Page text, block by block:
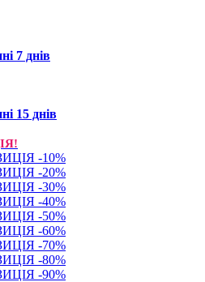
7 днiв
15 днiв
-10%
-20%
-30%
-40%
-50%
-60%
-70%
-80%
-90%